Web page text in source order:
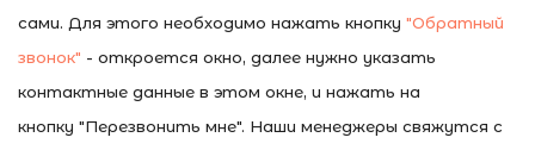
сами. Для этого необходимо нажать кнопку "Обратный
звонок" - откроется окно, далее нужно указать
контактные данные в этом окне, и нажать на
кнопку "Перезвонить мне". Наши менеджеры свяжутся с